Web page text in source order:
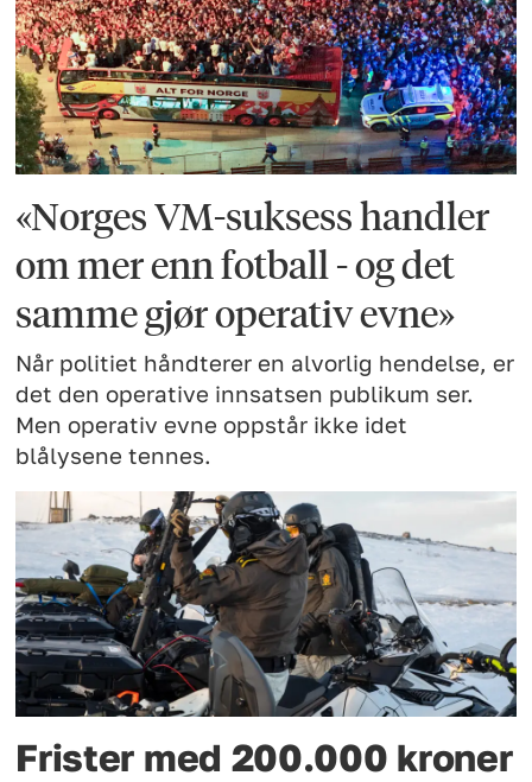
«Norges VM-suksess handler
om mer enn fotball - og det
samme gjør operativ evne»
Når politiet håndterer en alvorlig hendelse, er
det den operative innsatsen publikum ser.
Men operativ evne oppstår ikke idet
blålysene tennes.
Frister med 200.000 kroner